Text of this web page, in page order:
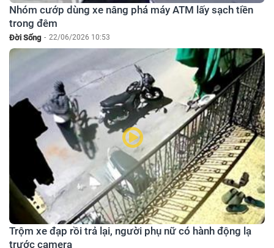
Nhóm cướp dùng xe nâng phá máy ATM lấy sạch tiền
trong đêm
Đời Sống - 22/06/2026 10:53
Trộm xe đạp rồi trả lại, người phụ nữ có hành động lạ
trước camera